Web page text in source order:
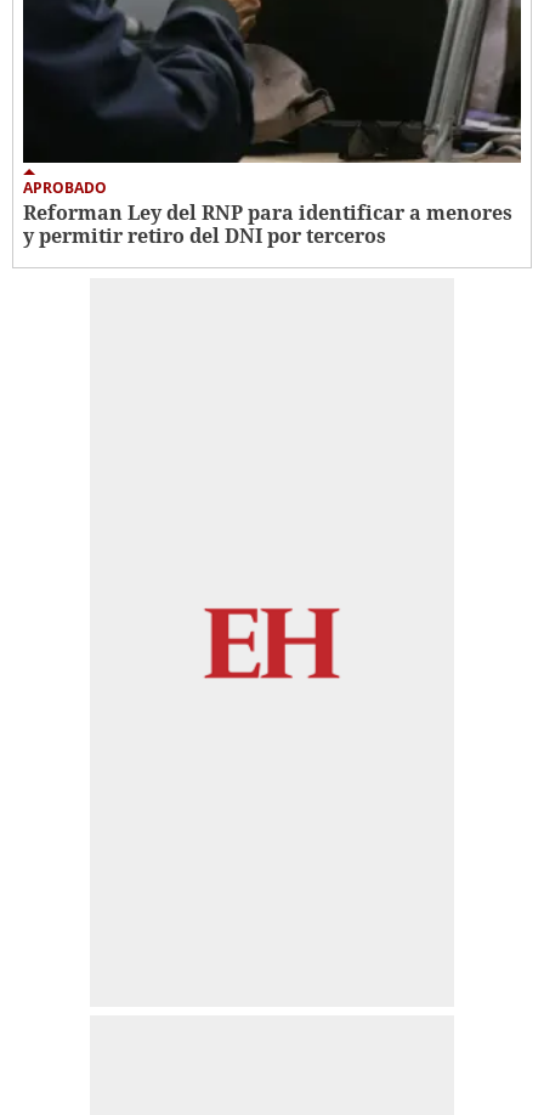
APROBADO
Reforman Ley del RNP para identificar a menores
y permitir retiro del DNI por terceros